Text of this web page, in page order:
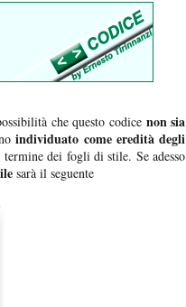
che questo codice non sia
individuato come eredità degli
dei fogli di stile. Se adesso
sarà il seguente